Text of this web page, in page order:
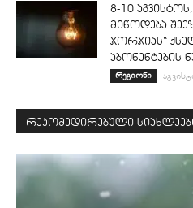
8-10
მიწოდება
ჯორჯიას“
აბონენტების
რეგიონი
რეკომედირებული